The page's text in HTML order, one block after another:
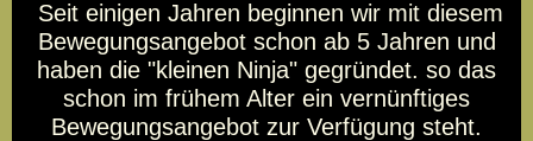
Seit einigen Jahren beginnen wir mit diesem
Bewegungsangebot schon ab 5 Jahren und
haben die "kleinen Ninja" gegründet. so das
schon im frühem Alter ein vernünftiges
Bewegungsangebot zur Verfügung steht.